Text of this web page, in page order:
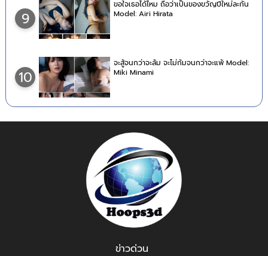
9
ขอใจเธอได้ไหม ถือว่าเป็นของขวัญปีใหม่ละกัน
Model: Airi Hirata
10
จะสู้จนกว่าจะล้ม จะไม่ก้มจนกว่าจะแพ้ Model:
Miki Minami
ข่าวด่วน